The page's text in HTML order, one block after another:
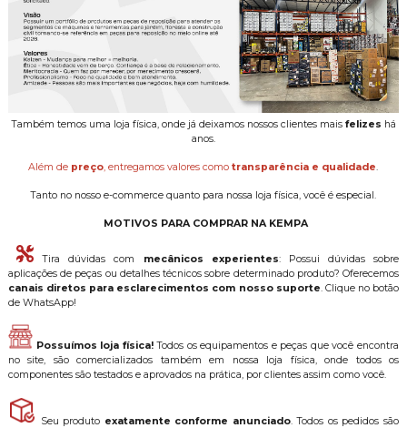
Também temos uma loja física, onde já deixamos nossos clientes mais felizes há
anos.
Além de preço, entregamos valores comotransparência e qualidade.
Tanto no nosso e-commerce quanto para nossa loja física, você é especial.
MOTIVOS PARA COMPRAR NA KEMPA
Tira dúvidas com mecânicos experientes: Possui dúvidas sobre
aplicações de peças ou detalhes técnicos sobre determinado produto? Oferecemos
canais diretos para esclarecimentos com nosso suporte. Clique no botão
de WhatsApp!
Possuímos loja física!Todos os equipamentos e peças que você encontra
no site, são comercializados também em nossa loja física, onde todos os
componentes são testados e aprovados na prática, por clientes assim como você.
Seu produto exatamente conforme anunciado. Todos os pedidos são